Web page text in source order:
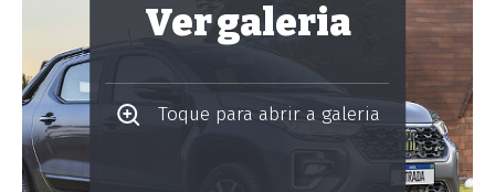
Ver galeria
Toque para abrir a galeria